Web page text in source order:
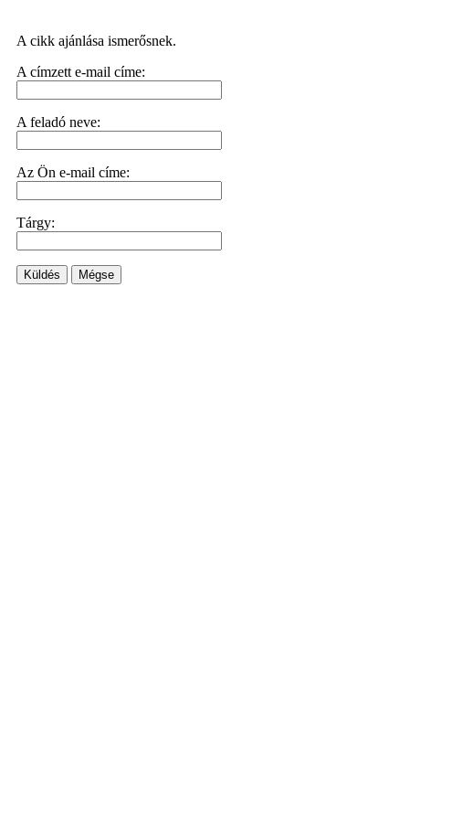
A cikk ajánlása ismerősnek.
A címzett e-mail címe:
A feladó neve:
Az Ön e-mail címe:
Tárgy:
Küldés Mégse